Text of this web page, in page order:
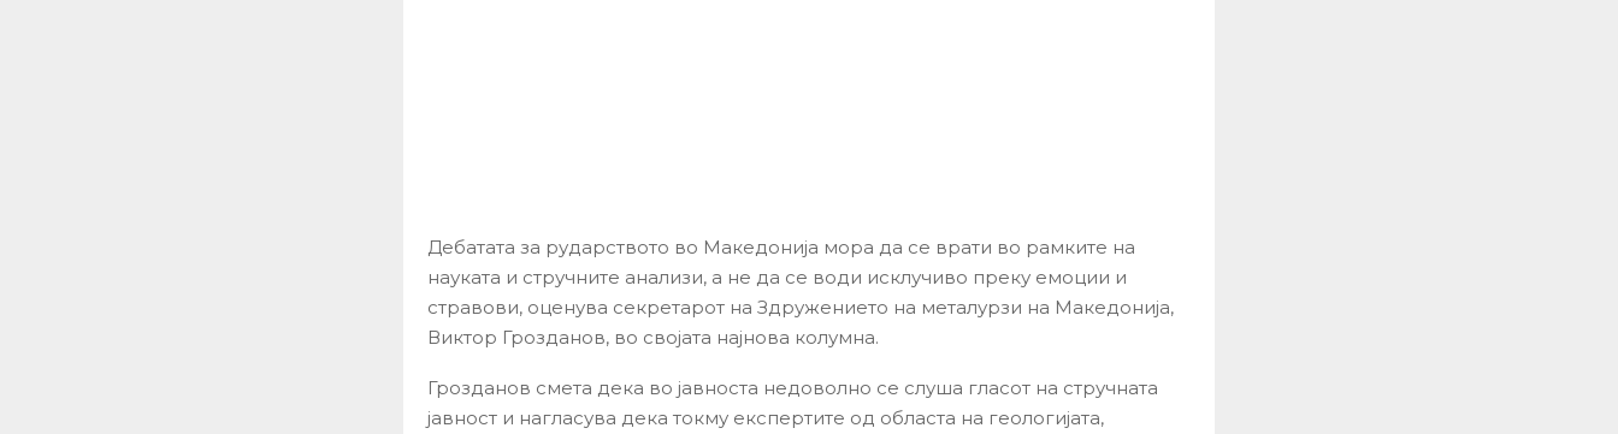
Дебатата за рударството во Македонија мора да се врати во рамките на
науката и стручните анализи, а не да се води исклучиво преку емоции и
стравови, оценува секретарот на Здружението на металурзи на Македонија,
Виктор Грозданов, во својата најнова колумна.
Грозданов смета дека во јавноста недоволно се слуша гласот на стручната
јавност и нагласува дека токму експертите од областа на геологијата,